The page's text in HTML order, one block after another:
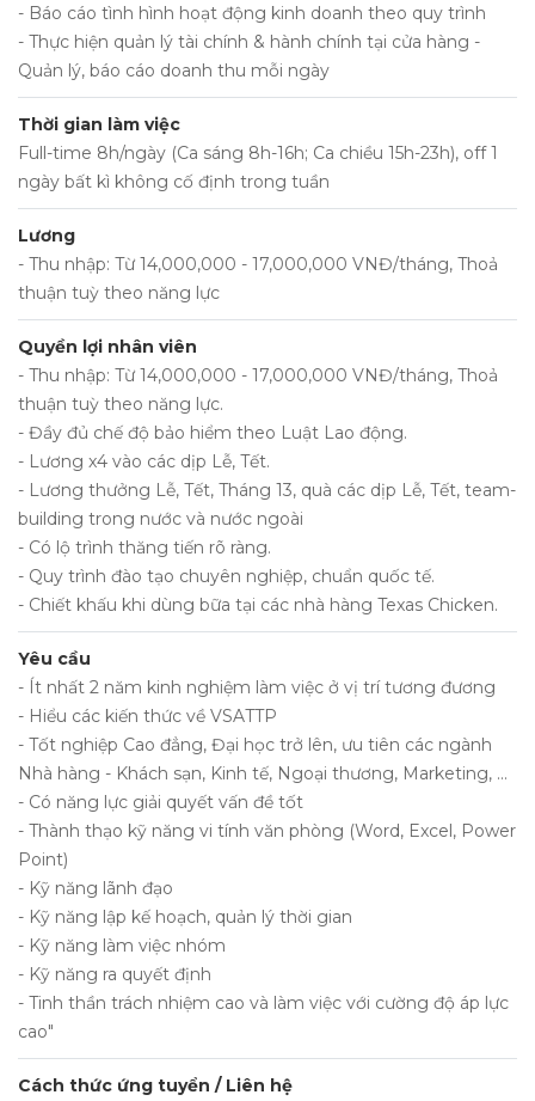
- Báo cáo tình hình hoạt động kinh doanh theo quy trình
- Thực hiện quản lý tài chính & hành chính tại cửa hàng -
Quản lý, báo cáo doanh thu mỗi ngày
Thời gian làm việc
Full-time 8h/ngày (Ca sáng 8h-16h; Ca chiều 15h-23h), off 1
ngày bất kì không cố định trong tuần
Lương
- Thu nhập: Từ 14,000,000 - 17,000,000 VNĐ/tháng, Thoả
thuận tuỳ theo năng lực
Quyền lợi nhân viên
- Thu nhập: Từ 14,000,000 - 17,000,000 VNĐ/tháng, Thoả
thuận tuỳ theo năng lực.
- Đầy đủ chế độ bảo hiểm theo Luật Lao động.
- Lương x4 vào các dịp Lễ, Tết.
- Lương thưởng Lễ, Tết, Tháng 13, quà các dịp Lễ, Tết, team-
building trong nước và nước ngoài
- Có lộ trình thăng tiến rõ ràng.
- Quy trình đào tạo chuyên nghiệp, chuẩn quốc tế.
- Chiết khấu khi dùng bữa tại các nhà hàng Texas Chicken.
Yêu cầu
- Ít nhất 2 năm kinh nghiệm làm việc ở vị trí tương đương
- Hiểu các kiến thức về VSATTP
- Tốt nghiệp Cao đẳng, Đại học trở lên, ưu tiên các ngành
Nhà hàng - Khách sạn, Kinh tế, Ngoại thương, Marketing, ...
- Có năng lực giải quyết vấn đề tốt
- Thành thạo kỹ năng vi tính văn phòng (Word, Excel, Power
Point)
- Kỹ năng lãnh đạo
- Kỹ năng lập kế hoạch, quản lý thời gian
- Kỹ năng làm việc nhóm
- Kỹ năng ra quyết định
- Tinh thần trách nhiệm cao và làm việc với cường độ áp lực
cao"
Cách thức ứng tuyển / Liên hệ